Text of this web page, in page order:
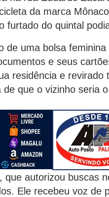
da marca
furtado do quintal
de uma bolsa
e seus
residência e
que o vizinho seria
autorizou buscas
Ele recebeu voz de